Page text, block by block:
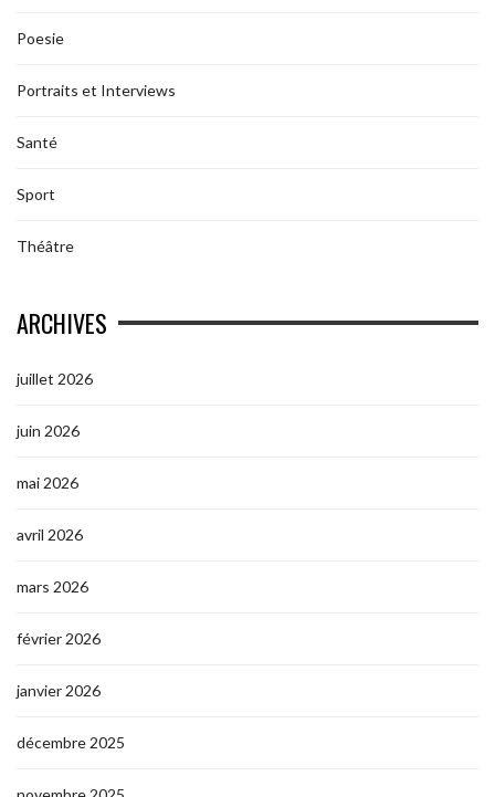
Poesie
Portraits et Interviews
Santé
Sport
Théâtre
ARCHIVES
juillet 2026
juin 2026
mai 2026
avril 2026
mars 2026
février 2026
janvier 2026
décembre 2025